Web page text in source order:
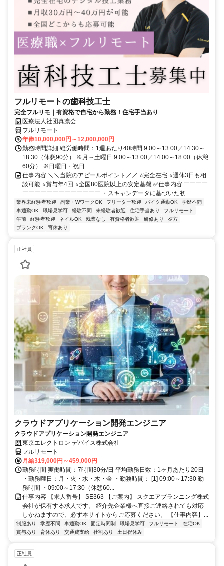
フルリモートの歯科技工士
完全フルリモ｜有資格で自宅から勤務！住宅手当あり
医療法人社団真凛会
フルリモート
年俸10,000,000円～12,000,000円
勤務時間詳細 総労働時間：1週あたり40時間 9:00～13:00／14:30～
18:30（休憩90分） ※月～土曜日 9:00～13:00／14:00～18:00（休憩
60分） ※日曜日・祝日 ...
仕事内容 ＼＼当院のアピールポイント／／ ⭐完全在宅 ⭐週休3日も相
談可能 ⭐賞与年4回 ⭐全国80医院以上の安定基盤 ✅仕事内容 ￣￣￣￣
￣￣￣￣￣￣￣￣￣￣￣￣￣ ・スキャンデータに基づいた初...
業界未経験者歓迎 副業・WワークOK フリーター歓迎 バイク通勤OK
学歴不問
車通勤OK
職場見学可 経験不問 未経験者歓迎 住宅手当あり
フルリモート
午前
経験者歓迎 ネイルOK 残業なし 有資格者歓迎 研修あり
夕方
ブランクOK
育休あり
正社員
クラウドアプリケーション開発エンジニア
クラウドアプリケーション開発エンジニア
東京エレクトロン デバイス株式会社
フルリモート
月給319,000円～459,000円
勤務時間 実働時間：7時間30分/日 平均勤務日数：1ヶ月あたり20日
・勤務曜日：月・火・水・木・金 ・勤務時間： [1] 09:00～17:30 勤
務時間 ・09:00～17:30（休憩60...
仕事内容 【求人番号】 SE363 【ご案内】 スクエアプランニング株式
会社が保有する求人です。 紹介先企業様へ直接ご連絡されても対応
しかねますので、必ず本サイトからご応募ください。 【仕事内容】...
制服あり 学歴不問 車通勤OK 固定時間制 職場見学可 フルリモート
在宅OK
賞与あり
育休あり 交通費支給 社割あり 土日祝休み
正社員